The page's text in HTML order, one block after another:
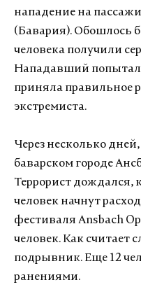
нападение на
(Бавария). Обошлось
человека получили
Нападавший
приняла правильное
экстремиста.
Через несколько
баварском городе
Террорист дождался,
человек начнут
фестиваля Ansbach
человек. Как считает
подрывник. Еще 12
ранениями.